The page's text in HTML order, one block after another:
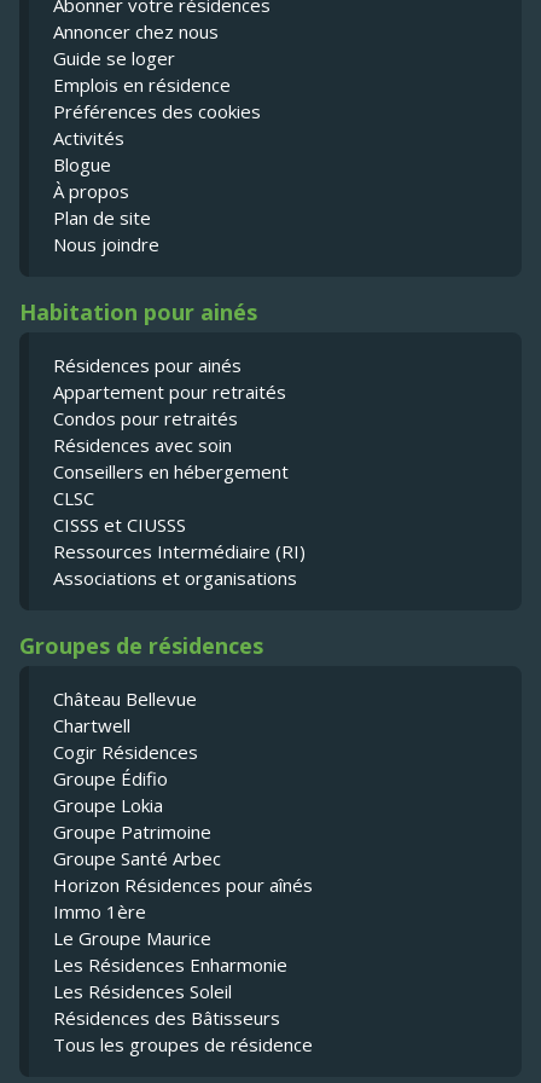
Abonner votre résidences
Annoncer chez nous
Guide se loger
Emplois en résidence
Préférences des cookies
Activités
Blogue
À propos
Plan de site
Nous joindre
Habitation pour ainés
Résidences pour ainés
Appartement pour retraités
Condos pour retraités
Résidences avec soin
Conseillers en hébergement
CLSC
CISSS et CIUSSS
Ressources Intermédiaire (RI)
Associations et organisations
Groupes de résidences
Château Bellevue
Chartwell
Cogir Résidences
Groupe Édifio
Groupe Lokia
Groupe Patrimoine
Groupe Santé Arbec
Horizon Résidences pour aînés
Immo 1ère
Le Groupe Maurice
Les Résidences Enharmonie
Les Résidences Soleil
Résidences des Bâtisseurs
Tous les groupes de résidence